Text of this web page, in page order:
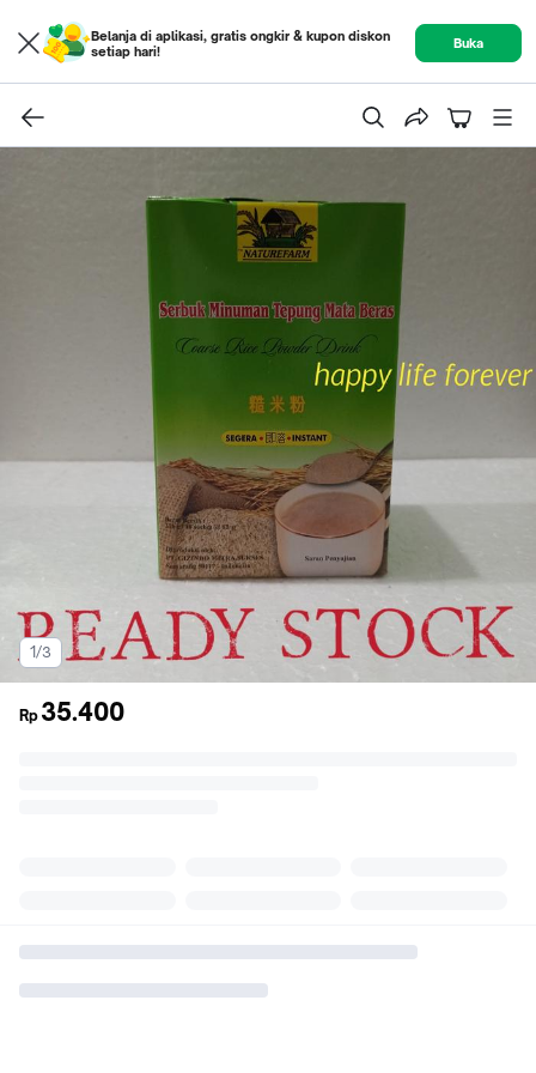
Belanja di aplikasi, gratis ongkir & kupon diskon
setiap hari!
Buka
1/3
Rp 35.400